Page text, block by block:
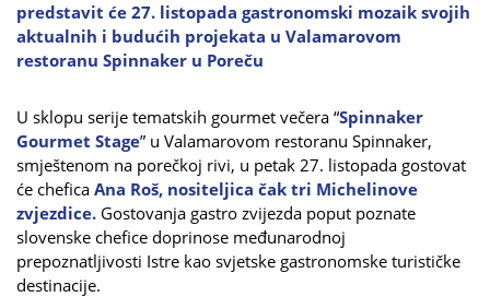
predstavit će 27. listopada gastronomski mozaik svojih
aktualnih i budućih projekata u Valamarovom
restoranu Spinnaker u Poreču
U sklopu serije tematskih gourmet večera “Spinnaker
Gourmet Stage” u Valamarovom restoranu Spinnaker,
smještenom na porečkoj rivi, u petak 27. listopada gostovat
će chefica Ana Roš, nositeljica čak tri Michelinove
zvjezdice. Gostovanja gastro zvijezda poput poznate
slovenske chefice doprinose međunarodnoj
prepoznatljivosti Istre kao svjetske gastronomske turističke
destinacije.